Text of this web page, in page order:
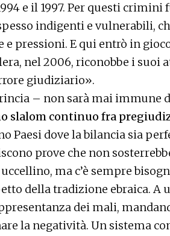
e il 1997. Per questi crimini
indigenti e vulnerabili,
e pressioni. E qui entrò in
nel 2006, riconobbe i suoi
giudiziario».
– non sarà mai immune
slalom continuo fra
Paesi dove la bilancia sia
prove che non
ma c’è sempre
della tradizione ebraica. A
dei mali,
la negatività. Un sistema